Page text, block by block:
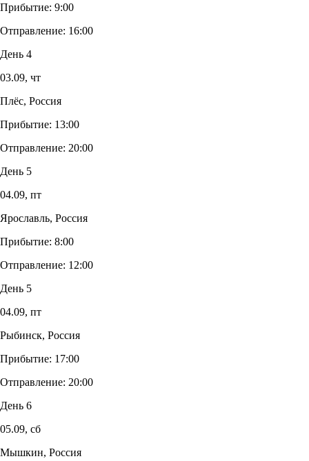
Прибытие: 9:00
Отправление: 16:00
День 4
03.09, чт
Плёс, Россия
Прибытие: 13:00
Отправление: 20:00
День 5
04.09, пт
Ярославль, Россия
Прибытие: 8:00
Отправление: 12:00
День 5
04.09, пт
Рыбинск, Россия
Прибытие: 17:00
Отправление: 20:00
День 6
05.09, сб
Мышкин, Россия